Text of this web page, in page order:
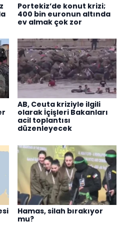
Portekiz’de konut krizi;
400 bin euronun altında
ev almak çok zor
AB, Ceuta kriziyle ilgili
olarak İçişleri Bakanları
acil toplantısı
düzenleyecek
Hamas, silah bırakıyor
mu?